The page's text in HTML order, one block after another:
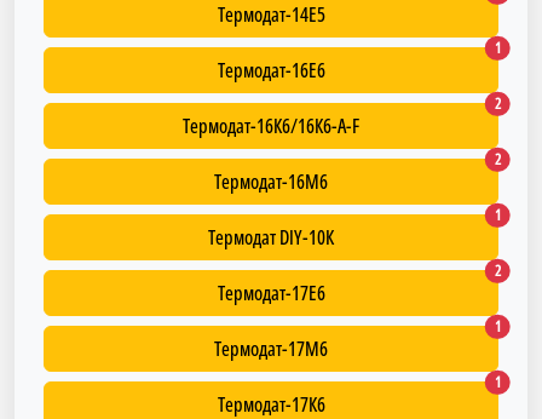
Термодат-14Е5
Термодат-16Е6
1
Термодат-16К6/16К6-A-F
2
Термодат-16М6
2
Термодат DIY-10К
1
Термодат-17Е6
2
Термодат-17М6
1
Термодат-17К6
1